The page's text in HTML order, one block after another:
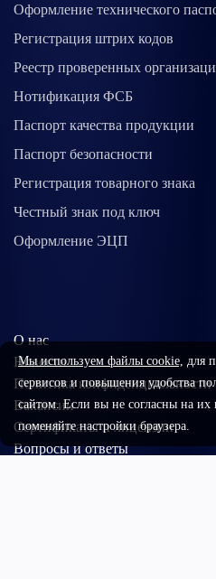
Оформление технического
Регистрация штрих кодов
Реестр проверенных
Нотификация ФСБ
Паспорт качества продукции
Паспорт безопасности
Регистрация товарного знака
Честный знак под ключ
Оформление ЭЦП
О нас
Новости
Политика конфиденциальности
Вакансии
Cертификаты и лицензии
Вопросы и ответы
Мы используем файлы cookie, для
сервисов и повышения удобства
сайтом. Если вы не согласны на их
поменяйте настройки браузера.